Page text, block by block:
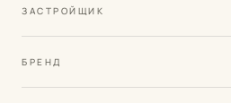
ЗАСТРОЙЩИК
БРЕНД